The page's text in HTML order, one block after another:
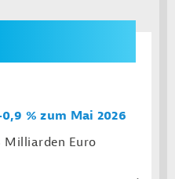
% zum Mai 2026
Milliarden Euro